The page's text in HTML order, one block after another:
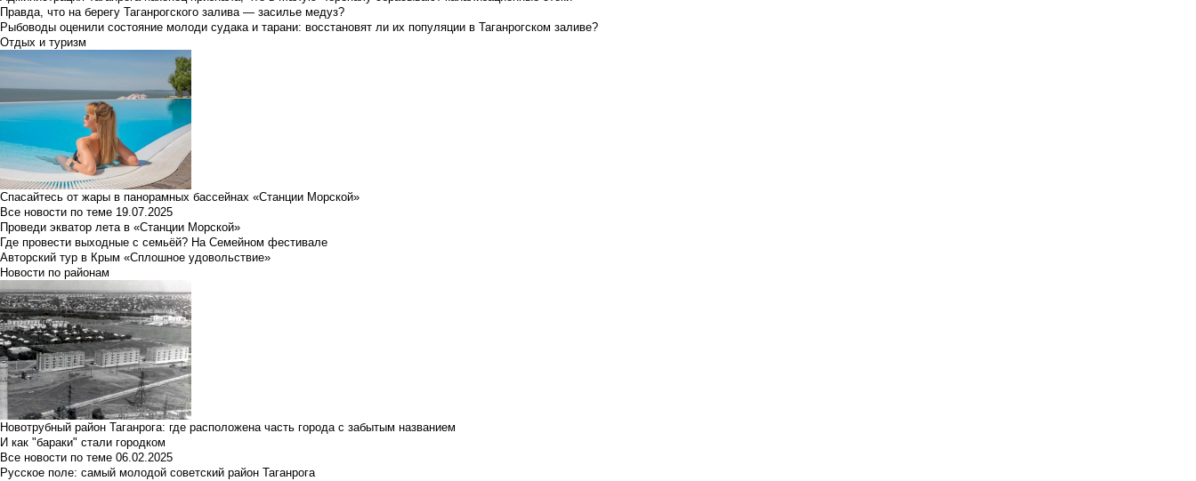
Правда, что на берегу Таганрогского залива — засилье медуз?
Рыбоводы оценили состояние молоди судака и тарани: восстановят ли их популяции в Таганрогском заливе?
Отдых и туризм
Спасайтесь от жары в панорамных бассейнах «Станции Морской»
Все новости по теме 19.07.2025
Проведи экватор лета в «Станции Морской»
Где провести выходные с семьёй? На Семейном фестивале
Авторский тур в Крым «Сплошное удовольствие»
Новости по районам
Новотрубный район Таганрога: где расположена часть города с забытым названием
И как "бараки" стали городком
Все новости по теме 06.02.2025
Русское поле: самый молодой советский район Таганрога